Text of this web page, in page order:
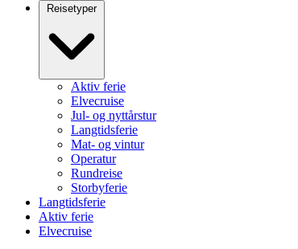
Reisetyper
Aktiv ferie
Elvecruise
Jul- og nyttårstur
Langtidsferie
Mat- og vintur
Operatur
Rundreise
Storbyferie
Langtidsferie
Aktiv ferie
Elvecruise